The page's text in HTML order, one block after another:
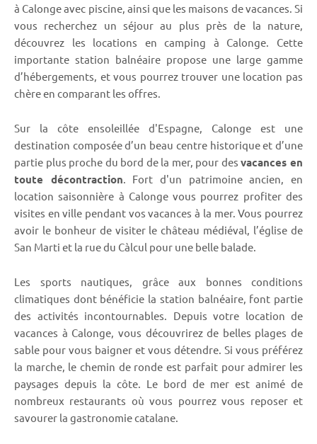
à Calonge avec piscine, ainsi que les maisons de vacances. Si
vous recherchez un séjour au plus près de la nature,
découvrez les locations en camping à Calonge. Cette
importante station balnéaire propose une large gamme
d’hébergements, et vous pourrez trouver une location pas
chère en comparant les offres.
Sur la côte ensoleillée d'Espagne, Calonge est une
destination composée d’un beau centre historique et d’une
partie plus proche du bord de la mer, pour desvacances en
toute décontraction . Fort d'un patrimoine ancien, en
location saisonnière à Calonge vous pourrez profiter des
visites en ville pendant vos vacances à la mer. Vous pourrez
avoir le bonheur de visiter le château médiéval, l’église de
San Marti et la rue du Càlcul pour une belle balade.
Les sports nautiques, grâce aux bonnes conditions
climatiques dont bénéficie la station balnéaire, font partie
des activités incontournables. Depuis votre location de
vacances à Calonge, vous découvrirez de belles plages de
sable pour vous baigner et vous détendre. Si vous préférez
la marche, le chemin de ronde est parfait pour admirer les
paysages depuis la côte. Le bord de mer est animé de
nombreux restaurants où vous pourrez vous reposer et
savourer la gastronomie catalane.